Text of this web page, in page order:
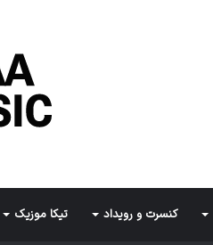
کنسرت و رویداد تیکا موزیک